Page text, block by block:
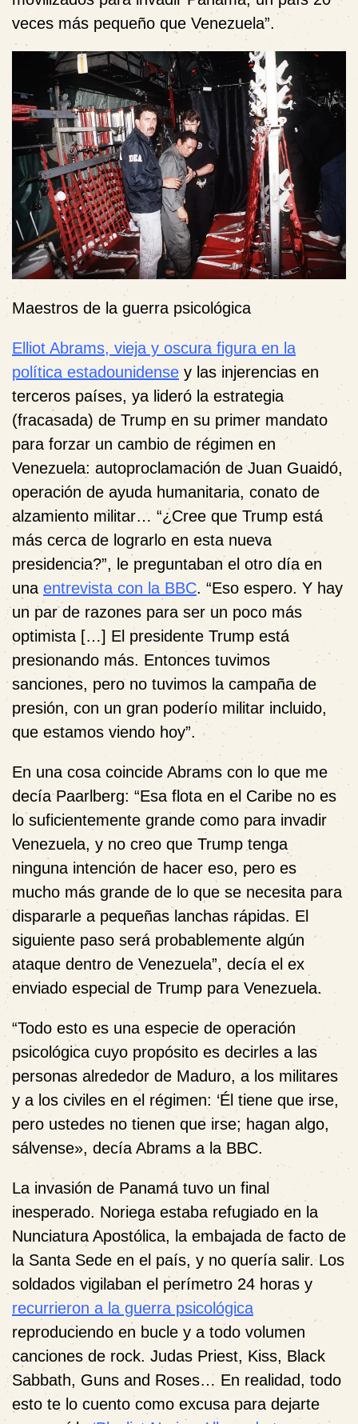
veces más pequeño que Venezuela”.
Maestros de la guerra psicológica
Elliot Abrams, vieja y oscura figura en la
política estadounidense y las injerencias en
terceros países, ya lideró la estrategia
(fracasada) de Trump en su primer mandato
para forzar un cambio de régimen en
Venezuela: autoproclamación de Juan Guaidó,
operación de ayuda humanitaria, conato de
alzamiento militar… “¿Cree que Trump está
más cerca de lograrlo en esta nueva
presidencia?”, le preguntaban el otro día en
una entrevista con la BBC. “Eso espero. Y hay
un par de razones para ser un poco más
optimista […] El presidente Trump está
presionando más. Entonces tuvimos
sanciones, pero no tuvimos la campaña de
presión, con un gran poderío militar incluido,
que estamos viendo hoy”.
En una cosa coincide Abrams con lo que me
decía Paarlberg: “Esa flota en el Caribe no es
lo suficientemente grande como para invadir
Venezuela, y no creo que Trump tenga
ninguna intención de hacer eso, pero es
mucho más grande de lo que se necesita para
dispararle a pequeñas lanchas rápidas. El
siguiente paso será probablemente algún
ataque dentro de Venezuela”, decía el ex
enviado especial de Trump para Venezuela.
“Todo esto es una especie de operación
psicológica cuyo propósito es decirles a las
personas alrededor de Maduro, a los militares
y a los civiles en el régimen: ‘Él tiene que irse,
pero ustedes no tienen que irse; hagan algo,
sálvense», decía Abrams a la BBC.
La invasión de Panamá tuvo un final
inesperado. Noriega estaba refugiado en la
Nunciatura Apostólica, la embajada de facto de
la Santa Sede en el país, y no quería salir. Los
soldados vigilaban el perímetro 24 horas y
recurrieron a la guerra psicológica
reproduciendo en bucle y a todo volumen
canciones de rock. Judas Priest, Kiss, Black
Sabbath, Guns and Roses… En realidad, todo
esto te lo cuento como excusa para dejarte